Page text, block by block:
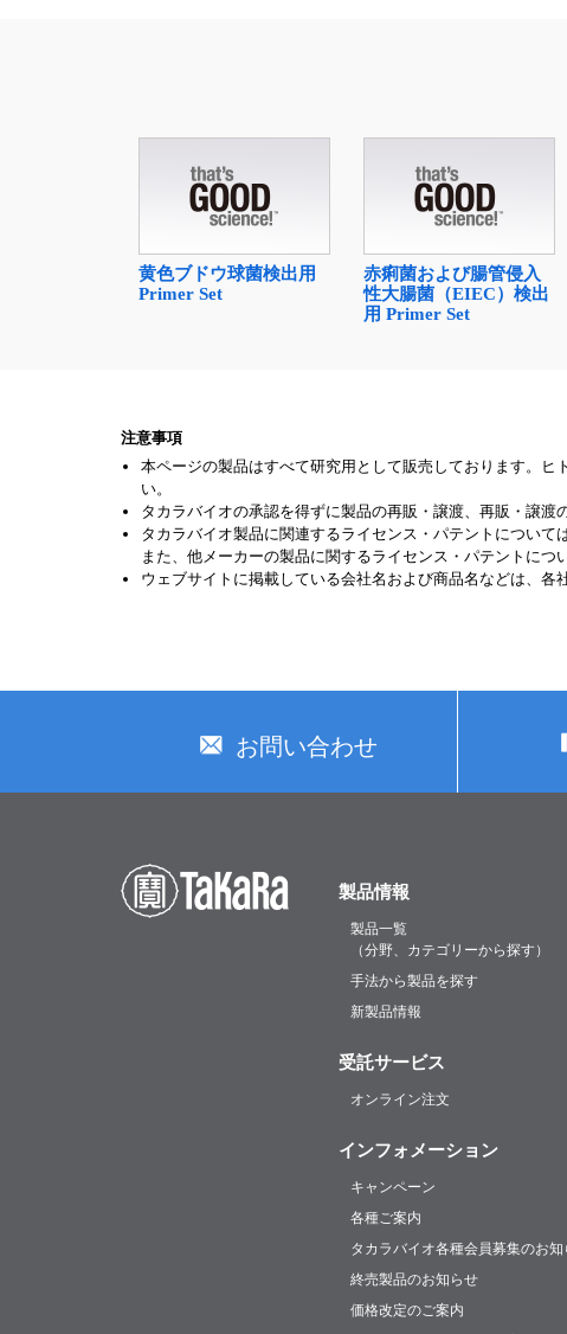
黄色ブドウ球菌検出用
Primer Set
赤痢菌および腸管侵入
性大腸菌（EIEC）検出
用 Primer Set
注意事項
本ページの製品はすべて研究用として販売しております。
い。
タカラバイオの承認を得ずに製品の再販・譲渡、再販・譲渡
タカラバイオ製品に関連するライセンス・パテントについて
また、他メーカーの製品に関するライセンス・パテントに
ウェブサイトに掲載している会社名および商品名などは、各
お問い合わせ
製品情報
製品一覧
（分野、カテゴリーから探す）
手法から製品を探す
新製品情報
受託サービス
オンライン注文
インフォメーション
キャンペーン
各種ご案内
タカラバイオ各種会員募集のお知
終売製品のお知らせ
価格改定のご案内